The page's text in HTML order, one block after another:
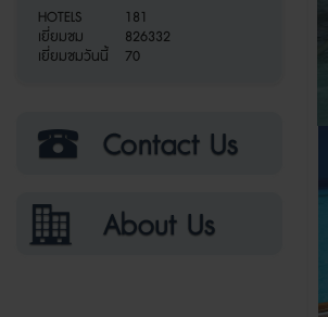
HOTELS
181
เยี่ยมชม
826332
เยี่ยมชมวันนี้
70